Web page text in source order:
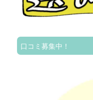
口コミ募集中！